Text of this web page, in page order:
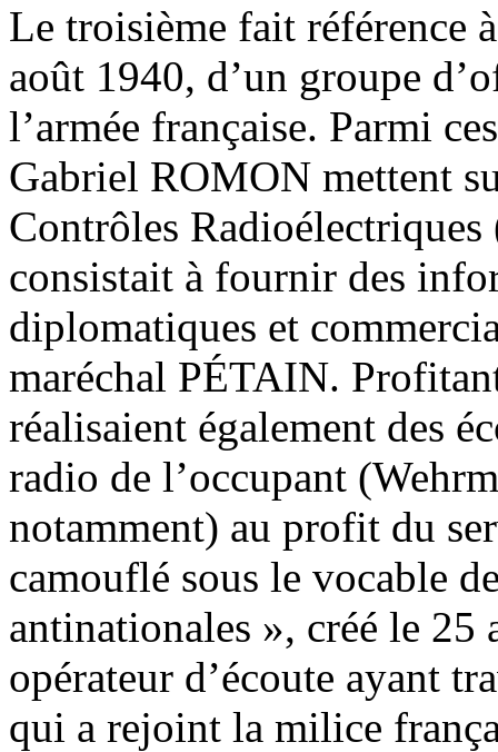
Le troisième fait référence
août 1940, d’un groupe
l’armée française. Parmi
Gabriel ROMON mettent
Contrôles
consistait à fournir des
diplomatiques et
maréchal PÉTAIN.
réalisaient également des
radio de l’occupant
notamment) au profit du
camouflé sous le vocable
antinationales », créé le
opérateur d’écoute ayant
qui a rejoint la milice